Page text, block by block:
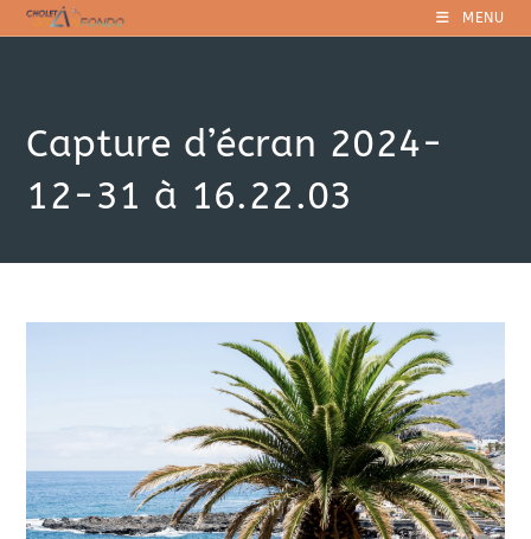
Skip
to
MENU
Capture d’écran 2024-
12-31 à 16.22.03